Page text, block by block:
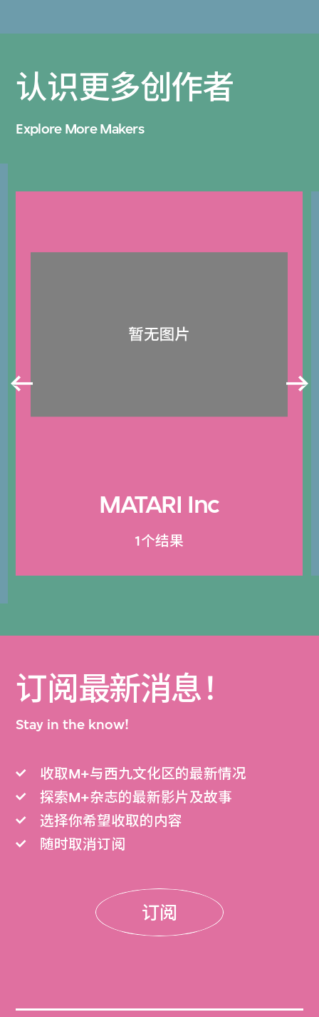
认识更多创作者
Explore More Makers
MATARI Inc
1个结果
订阅最新消息！
Stay in the know!
收取M+与西九文化区的最新情况
探索M+杂志的最新影片及故事
选择你希望收取的内容
随时取消订阅
订阅